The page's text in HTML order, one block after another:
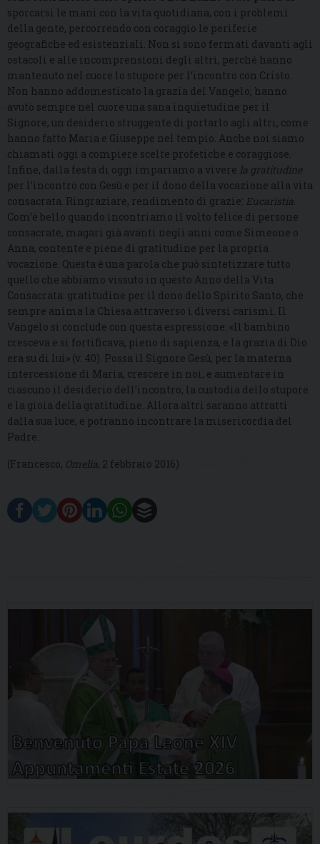
sporcarsi le mani con la vita quotidiana, con i problemi
della gente, percorrendo con coraggio le periferie
geografiche ed esistenziali. Non si sono fermati davanti agli
ostacoli e alle incomprensioni degli altri, perché hanno
mantenuto nel cuore lo stupore per l’incontro con Cristo.
Non hanno addomesticato la grazia del Vangelo; hanno
avuto sempre nel cuore una sana inquietudine per il
Signore, un desiderio struggente di portarlo agli altri, come
hanno fatto Maria e Giuseppe nel tempio. Anche noi siamo
chiamati oggi a compiere scelte profetiche e coraggiose.
Infine, dalla festa di oggi impariamo a vivere la gratitudine
per l’incontro con Gesù e per il dono della vocazione alla vita
consacrata. Ringraziare, rendimento di grazie: Eucaristia.
Com’è bello quando incontriamo il volto felice di persone
consacrate, magari già avanti negli anni come Simeone o
Anna, contente e piene di gratitudine per la propria
vocazione. Questa è una parola che può sintetizzare tutto
quello che abbiamo vissuto in questo Anno della Vita
Consacrata: gratitudine per il dono dello Spirito Santo, che
sempre anima la Chiesa attraverso i diversi carismi. Il
Vangelo si conclude con questa espressione: «Il bambino
cresceva e si fortificava, pieno di sapienza, e la grazia di Dio
era su di lui» (v. 40). Possa il Signore Gesù, per la materna
intercessione di Maria, crescere in noi, e aumentare in
ciascuno il desiderio dell’incontro, la custodia dello stupore
e la gioia della gratitudine. Allora altri saranno attratti
dalla sua luce, e potranno incontrare la misericordia del
Padre.
(Francesco, Omelia, 2 febbraio 2016)